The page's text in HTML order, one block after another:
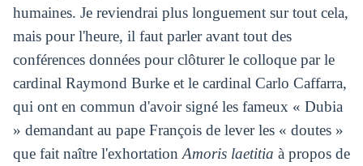
humaines. Je reviendrai plus longuement sur tout cela,
mais pour l'heure, il faut parler avant tout des
conférences données pour clôturer le colloque par le
cardinal Raymond Burke et le cardinal Carlo Caffarra,
qui ont en commun d'avoir signé les fameux « Dubia
» demandant au pape François de lever les « doutes »
que fait naître l'exhortation Amoris laetitia à propos de